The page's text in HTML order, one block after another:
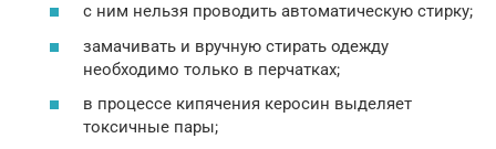
с ним нельзя проводить автоматическую стирку;
замачивать и вручную стирать одежду
необходимо только в перчатках;
в процессе кипячения керосин выделяет
токсичные пары;